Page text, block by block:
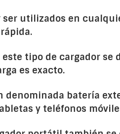
ser utilizados en
tipo de cargador
es exacto.
denominada batería
y teléfonos